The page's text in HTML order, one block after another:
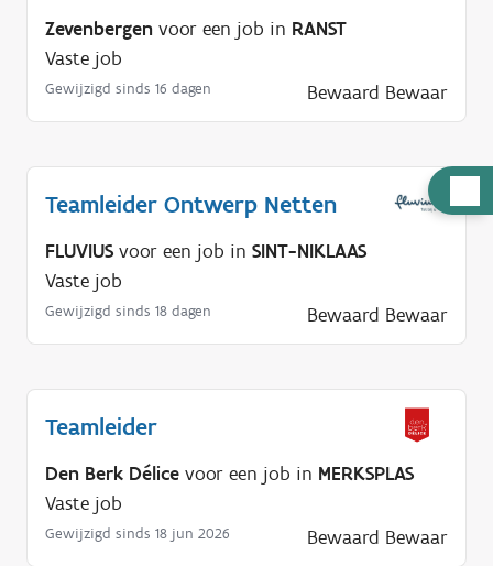
u
n
i
Zevenbergen voor een job in RANST
Vaste job
Gewijzigd sinds 16 dagen Bewaard Bewaar
Teamleider Ontwerp Netten
FLUVIUS voor een job in SINT-NIKLAAS
Vaste job
Gewijzigd sinds 18 dagen Bewaard Bewaar
Teamleider
Den Berk Délice voor een job in MERKSPLAS
Vaste job
Gewijzigd sinds 18 jun 2026 Bewaard Bewaar